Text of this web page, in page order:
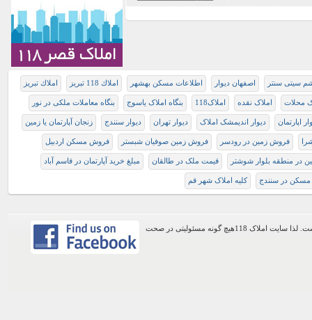
سیتی سنتر اصفهان دیوار اطلاعات مسکن بهشهر املاك 118 تبريز املاك تبريز
محلات املاک نقده املاک118 بنگاه املاک یاسوج بنگاه معاملات ملکی در نور
اپارتمان دیوار اندیمشک املاک دیوار تهران دیوار سنندج زنجان آپارتمان یا زمین
فروش زمین در رودسر فروش زمین صوفیان شبستر فروش مسکن اردبیل
در منطقه بلوار شوشتر قیمت ملک در طالقان مبلغ خرید آپارتمان در قاسم آباد
مسکن در سنندج کلیه املاک شهر قم
اطلاعات موجود در این وب سایت از طریق کاربران عمومی سایت ثبت شده است. لذا سایت املاک 118هیچ گونه مسئولیتی در صحت